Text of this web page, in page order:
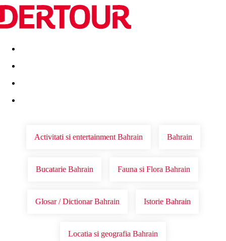
Destinatii Vacanta perfecta OFERTE DE NERATAT
Activitati si entertainment Bahrain Bahrain
Bucatarie Bahrain Fauna si Flora Bahrain
Glosar / Dictionar Bahrain Istorie Bahrain
Locatia si geografia Bahrain